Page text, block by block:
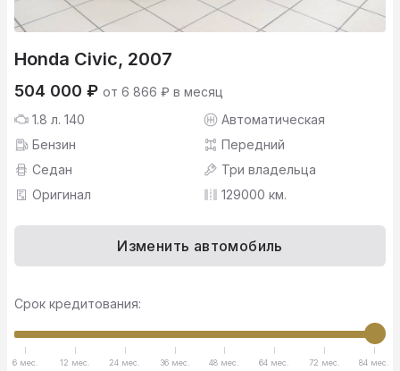
Honda Civic, 2007
504 000 ₽ от 6 866 ₽ в месяц
1.8 л. 140
Автоматическая
Бензин
Передний
Седан
Три владельца
Оригинал
129000 км.
Изменить автомобиль
Срок кредитования:
6 мес. 12 мес. 24 мес. 36 мес. 48 мес. 64 мес. 72 мес. 84 мес.